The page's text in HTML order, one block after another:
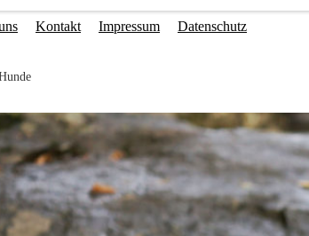
Kontakt Impressum Datenschutz